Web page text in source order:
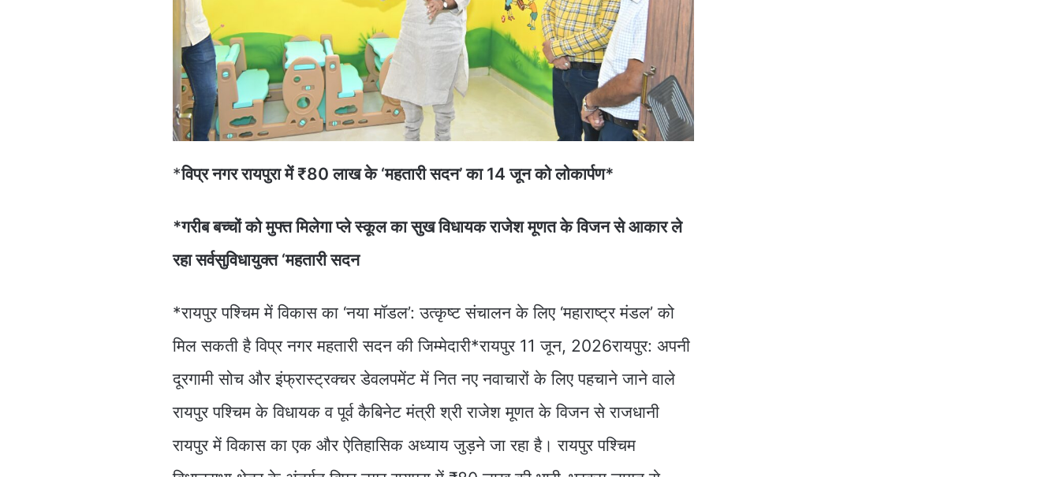
*विप्र नगर रायपुरा में ₹80 लाख के ‘महतारी सदन’ का 14 जून को लोकार्पण*
*गरीब बच्चों को मुफ्त मिलेगा प्ले स्कूल का सुख विधायक राजेश मूणत के विजन से आकार ले
रहा सर्वसुविधायुक्त ‘महतारी सदन
*रायपुर पश्चिम में विकास का ‘नया मॉडल’: उत्कृष्ट संचालन के लिए ‘महाराष्ट्र मंडल’ को
मिल सकती है विप्र नगर महतारी सदन की जिम्मेदारी*रायपुर 11 जून, 2026रायपुर: अपनी
दूरगामी सोच और इंफ्रास्ट्रक्चर डेवलपमेंट में नित नए नवाचारों के लिए पहचाने जाने वाले
रायपुर पश्चिम के विधायक व पूर्व कैबिनेट मंत्री श्री राजेश मूणत के विजन से राजधानी
रायपुर में विकास का एक और ऐतिहासिक अध्याय जुड़ने जा रहा है। रायपुर पश्चिम